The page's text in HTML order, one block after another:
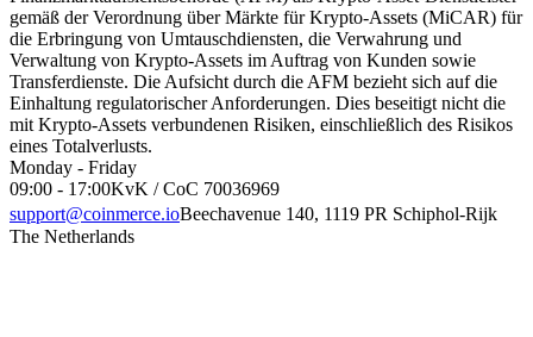
gemäß der Verordnung über Märkte für Krypto-Assets (MiCAR) für
die Erbringung von Umtauschdiensten, die Verwahrung und
Verwaltung von Krypto-Assets im Auftrag von Kunden sowie
Transferdienste. Die Aufsicht durch die AFM bezieht sich auf die
Einhaltung regulatorischer Anforderungen. Dies beseitigt nicht die
mit Krypto-Assets verbundenen Risiken, einschließlich des Risikos
eines Totalverlusts.
Monday - Friday
09:00 - 17:00KvK / CoC 70036969
support@coinmerce.ioBeechavenue 140, 1119 PR Schiphol-Rijk
The Netherlands